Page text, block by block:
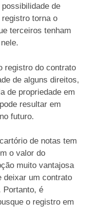
de
torna o
terceiros tenham
registro do contrato
de alguns direitos,
de propriedade em
resultar em
futuro.
de notas tem
o valor do
muito vantajosa
deixar um contrato
Portanto, é
o registro em